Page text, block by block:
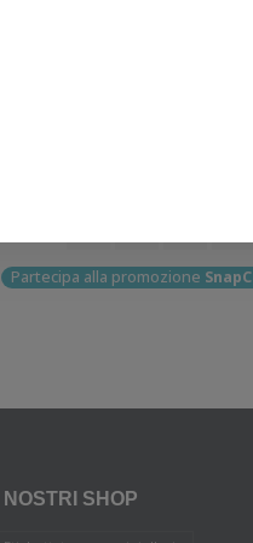
Partecipa alla promozione
I NOSTRI SHOP